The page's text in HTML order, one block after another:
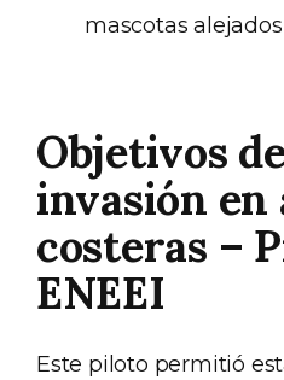
mascotas
Objetivos
invasión en
costeras –
ENEEI
Este piloto permitió